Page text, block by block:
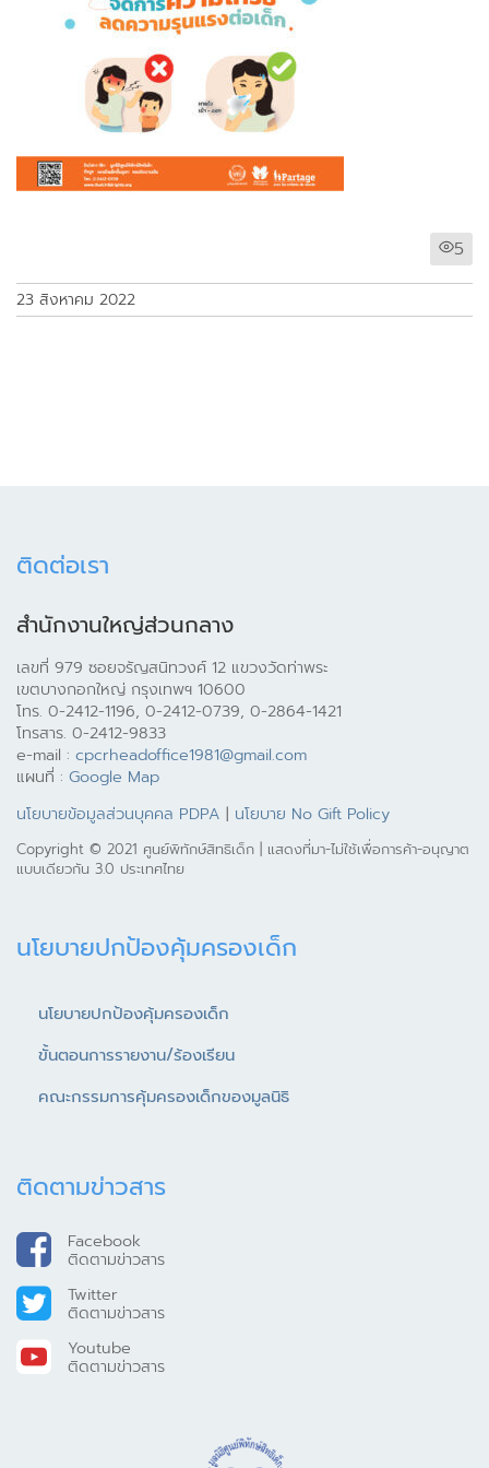
5
23 สิงหาคม 2022
ติดต่อเรา
สำนักงานใหญ่ส่วนกลาง
เลขที่ 979 ซอยจรัญสนิทวงศ์ 12 แขวงวัดท่าพระ
เขตบางกอกใหญ่ กรุงเทพฯ 10600
โทร. 0-2412-1196, 0-2412-0739, 0-2864-1421
โทรสาร. 0-2412-9833
e-mail : cpcrheadoffice1981@gmail.com
แผนที่ : Google Map
นโยบายข้อมูลส่วนบุคคล PDPA | นโยบาย No Gift Policy
Copyright © 2021 ศูนย์พิทักษ์สิทธิเด็ก | แสดงที่มา-ไม่ใช้เพื่อการค้า-อนุญาต
แบบเดียวกัน 3.0 ประเทศไทย
นโยบายปกป้องคุ้มครองเด็ก
นโยบายปกป้องคุ้มครองเด็ก
ขั้นตอนการรายงาน/ร้องเรียน
คณะกรรมการคุ้มครองเด็กของมูลนิธิ
ติดตามข่าวสาร
Facebook
ติดตามข่าวสาร
Twitter
ติดตามข่าวสาร
Youtube
ติดตามข่าวสาร